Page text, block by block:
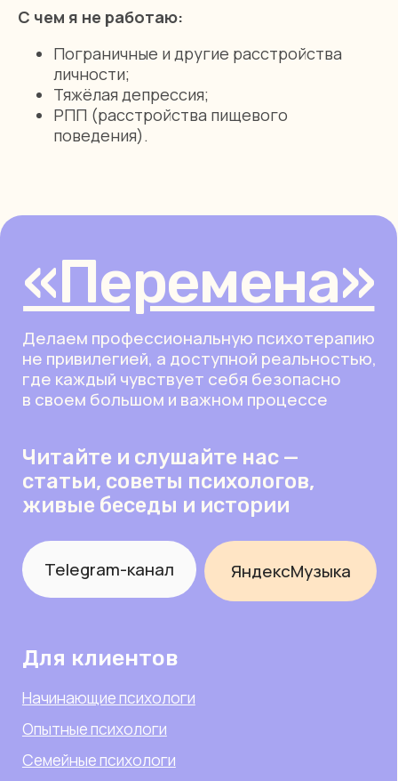
С чем я не работаю:
Пограничные и другие расстройства
личности;
Тяжёлая депрессия;
РПП (расстройства пищевого
поведения).
ЯндексМузыка
Telegram-канал
Правила этики
Согласие на обработку данных
FAQ
Контакты
Для психологов
Семейные психологи
Срочная психологическая помощь
О Перемене
Документы
О нас
статьи, советы психологов,
живые беседы и истории